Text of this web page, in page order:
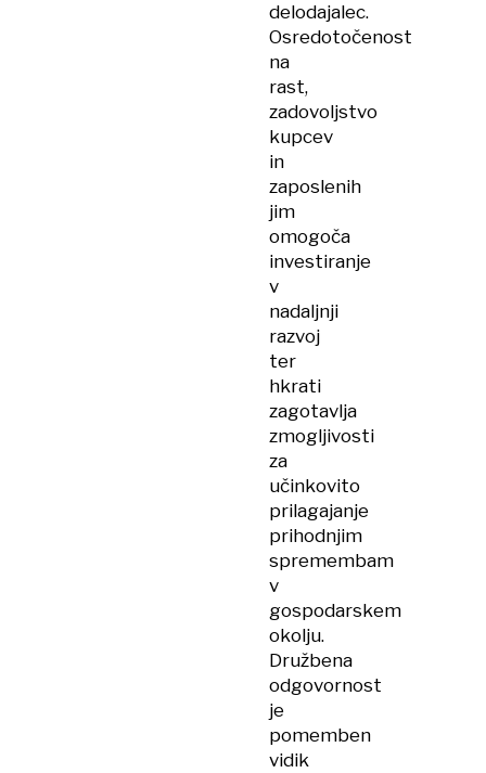
delodajalec.
Osredotočenost
na
rast,
zadovoljstvo
kupcev
in
zaposlenih
jim
omogoča
investiranje
v
nadaljnji
razvoj
ter
hkrati
zagotavlja
zmogljivosti
za
učinkovito
prilagajanje
prihodnjim
spremembam
v
gospodarskem
okolju.
Družbena
odgovornost
je
pomemben
vidik